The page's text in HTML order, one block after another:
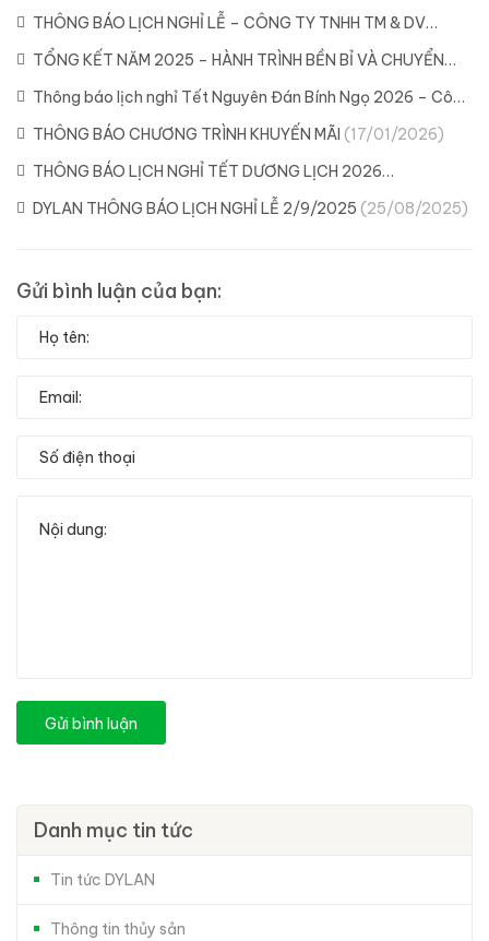
THÔNG BÁO LỊCH NGHỈ LỄ – CÔNG TY TNHH TM & DV
DYLAN (21/04/2026)
TỔNG KẾT NĂM 2025 – HÀNH TRÌNH BỀN BỈ VÀ CHUYỂN
MÌNH CÙNG DYLAN(11/02/2026)
Thông báo lịch nghỉ Tết Nguyên Đán Bính Ngọ 2026 – Công
ty Dylan(04/02/2026)
THÔNG BÁO CHƯƠNG TRÌNH KHUYẾN MÃI (17/01/2026)
THÔNG BÁO LỊCH NGHỈ TẾT DƯƠNG LỊCH 2026
(29/12/2025)
DYLAN THÔNG BÁO LỊCH NGHỈ LỄ 2/9/2025 (25/08/2025)
Gửi bình luận của bạn:
Gửi bình luận
Danh mục tin tức
Tin tức DYLAN
Thông tin thủy sản